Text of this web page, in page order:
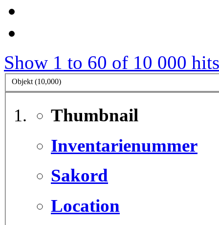
Show 1 to 60 of 10 000
Objekt (10,000)
Thumbnail
Inventarienummer
Sakord
Location